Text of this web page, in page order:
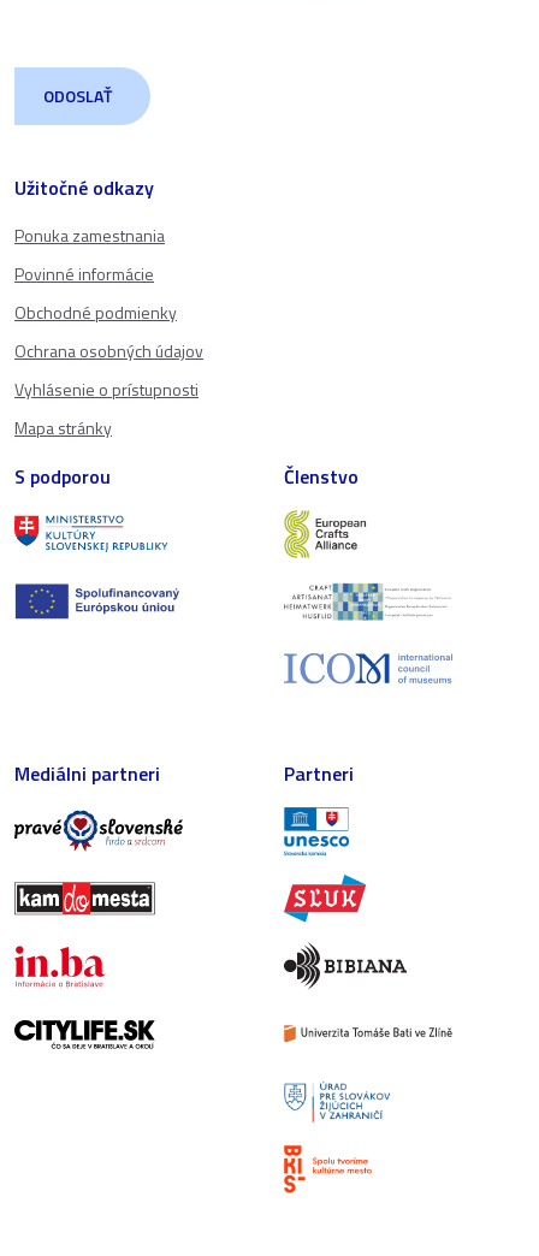
Užitočné odkazy
Ponuka zamestnania
Povinné informácie
Obchodné podmienky
Ochrana osobných údajov
Vyhlásenie o prístupnosti
Mapa stránky
S podporou Členstvo
Mediálni partneri Partneri